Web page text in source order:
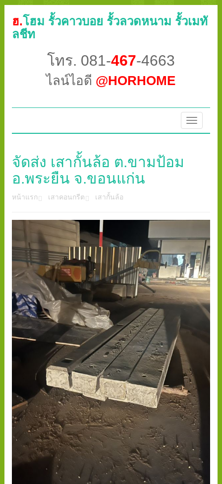
ฮ.โฮม รั้วคาวบอย รั้วลวดหนาม รั้วเมทั
ลชีท
โทร. 081-467-4663
ไลน์ไอดี @HORHOME
Toggle
จัดส่ง เสากั้นล้อ ต.ขามป้อม
อ.พระยืน จ.ขอนแก่น
หน้าแรก เสาคอนกรีต เสากั้นล้อ